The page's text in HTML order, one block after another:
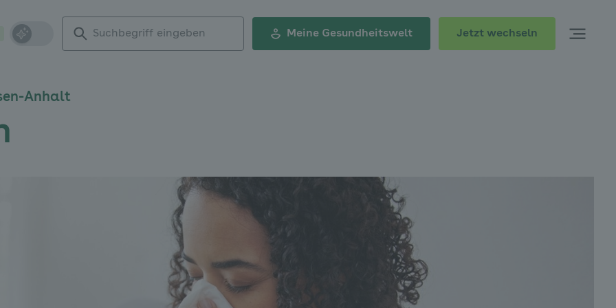
Suchbegriff
Meine Gesundheitswelt Jetzt wechseln
Anhalt